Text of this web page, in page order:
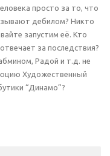
просто за то, что
дебилом? Никто
запустим её. Кто
за последствия?
Радой и т.д. не
Художественный
“Динамо”?